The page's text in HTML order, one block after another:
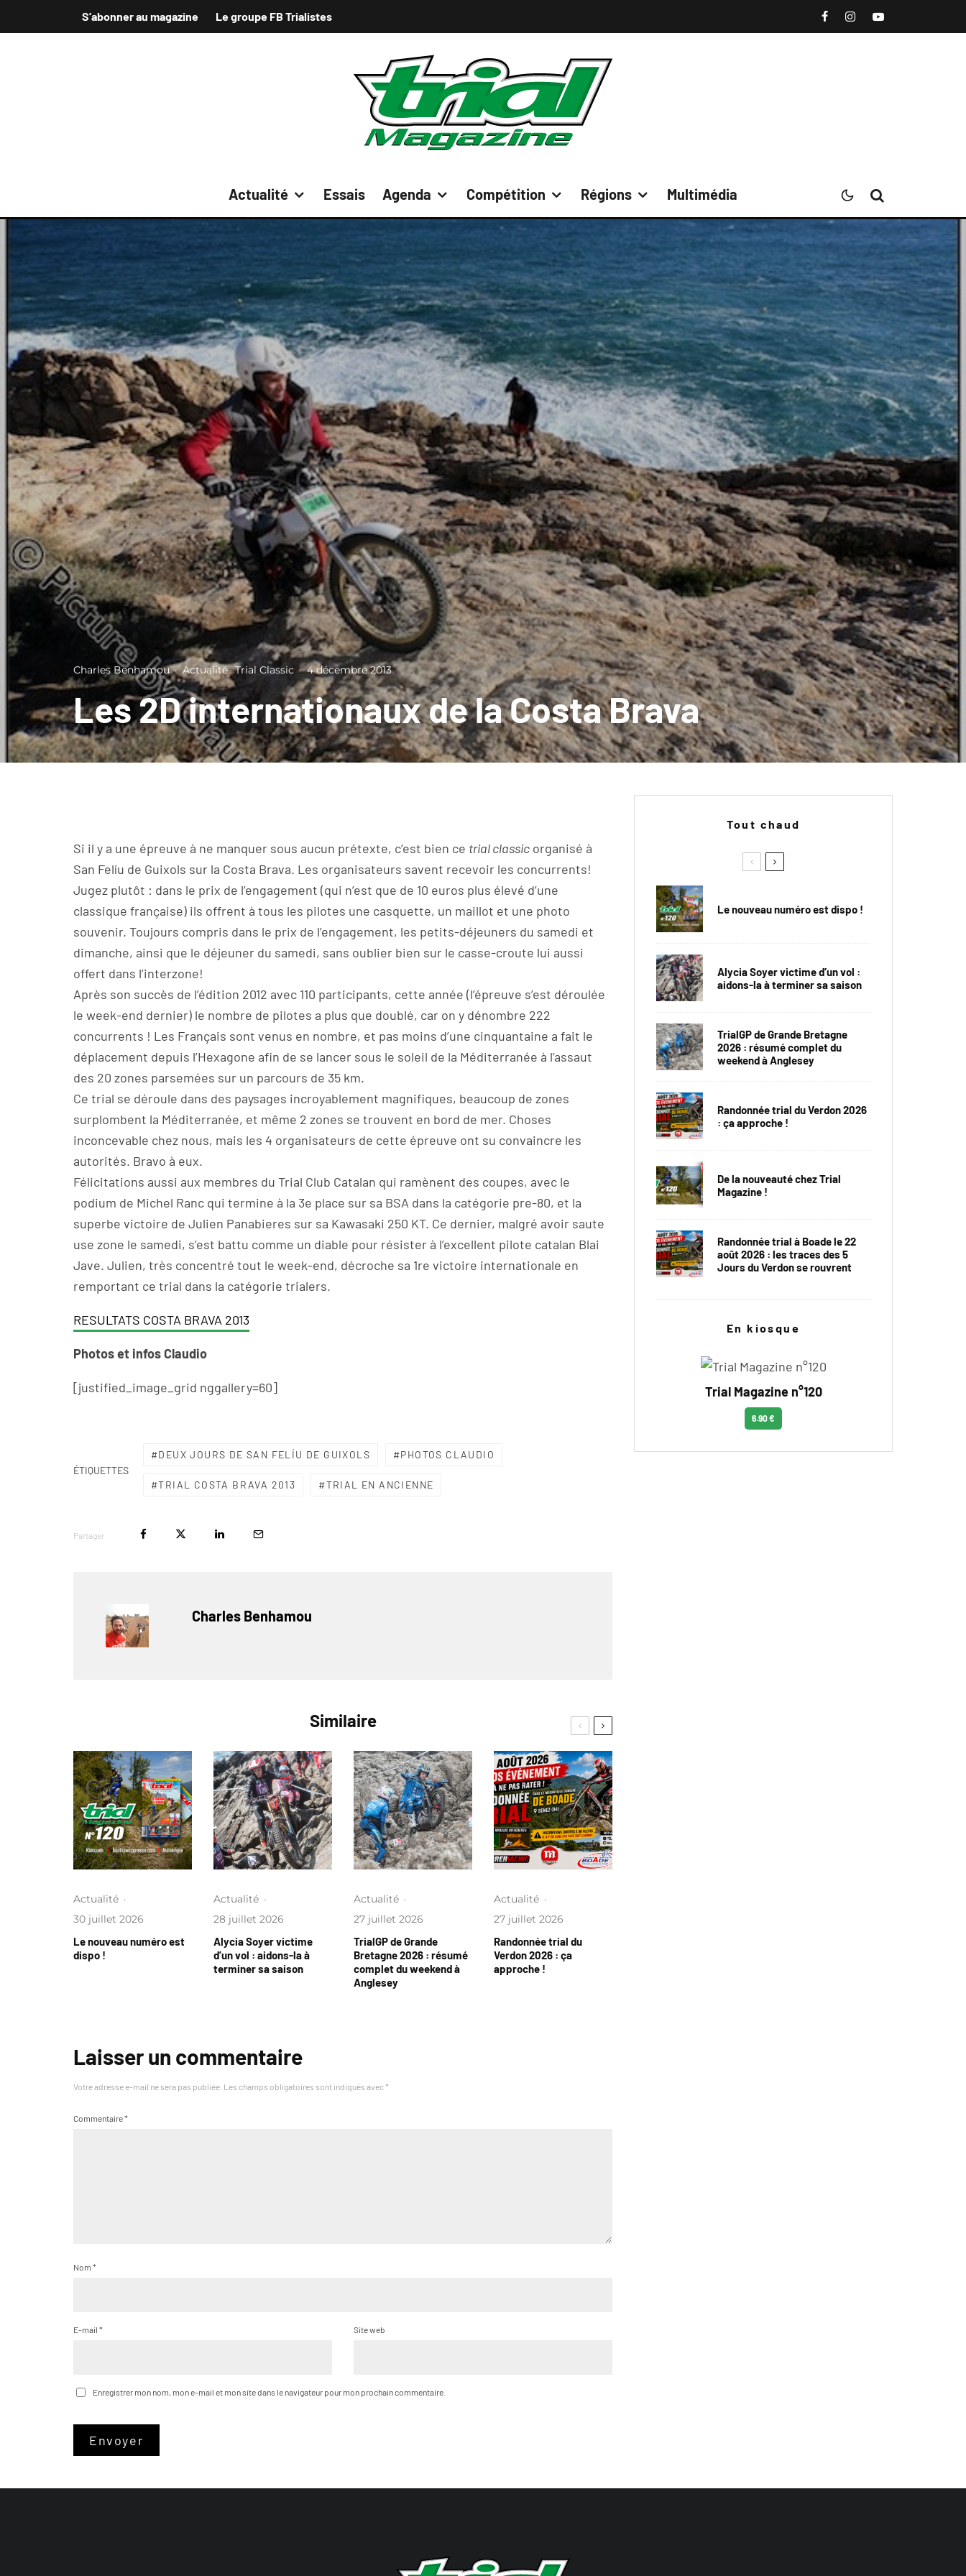
S’abonner au magazine Le groupe FB Trialistes
Actualité Essais Agenda Compétition Régions Multimédia
Charles Benhamou · Actualité Trial Classic · 4 décembre 2013
Les 2D internationaux de la Costa Brava
Si il y a une épreuve à ne manquer sous aucun prétexte, c’est bien ce trial classic organisé à
San Felíu de Guixols sur la Costa Brava. Les organisateurs savent recevoir les concurrents!
Jugez plutôt : dans le prix de l’engagement (qui n’est que de 10 euros plus élevé d’une
classique française) ils offrent à tous les pilotes une casquette, un maillot et une photo
souvenir. Toujours compris dans le prix de l’engagement, les petits-déjeuners du samedi et
dimanche, ainsi que le déjeuner du samedi, sans oublier bien sur le casse-croute lui aussi
offert dans l’interzone!
Après son succès de l’édition 2012 avec 110 participants, cette année (l’épreuve s’est déroulée
le week-end dernier) le nombre de pilotes a plus que doublé, car on y dénombre 222
concurrents ! Les Français sont venus en nombre, et pas moins d’une cinquantaine a fait le
déplacement depuis l’Hexagone afin de se lancer sous le soleil de la Méditerranée à l’assaut
des 20 zones parsemées sur un parcours de 35 km.
Ce trial se déroule dans des paysages incroyablement magnifiques, beaucoup de zones
surplombent la Méditerranée, et même 2 zones se trouvent en bord de mer. Choses
inconcevable chez nous, mais les 4 organisateurs de cette épreuve ont su convaincre les
autorités. Bravo à eux.
Félicitations aussi aux membres du Trial Club Catalan qui ramènent des coupes, avec le
podium de Michel Ranc qui termine à la 3e place sur sa BSA dans la catégorie pre-80, et la
superbe victoire de Julien Panabieres sur sa Kawasaki 250 KT. Ce dernier, malgré avoir saute
use zone le samedi, s’est battu comme un diable pour résister à l’excellent pilote catalan Blai
Jave. Julien, très concentré tout le week-end, décroche sa 1re victoire internationale en
remportant ce trial dans la catégorie trialers.
RESULTATS COSTA BRAVA 2013
Photos et infos Claudio
[justified_image_grid nggallery=60]
ÉTIQUETTES
DEUX JOURS DE SAN FELÍU DE GUIXOLS PHOTOS CLAUDIO
TRIAL COSTA BRAVA 2013 TRIAL EN ANCIENNE
Partager
Charles Benhamou
Similaire
Actualité ·
30 juillet 2026
Le nouveau numéro est
dispo !
Actualité ·
28 juillet 2026
Alycia Soyer victime
d’un vol : aidons-la à
terminer sa saison
Actualité ·
27 juillet 2026
TrialGP de Grande
Bretagne 2026 : résumé
complet du weekend à
Anglesey
Actualité ·
27 juillet 2026
Randonnée trial du
Verdon 2026 : ça
approche !
Laisser un commentaire
Votre adresse e-mail ne sera pas publiée. Les champs obligatoires sont indiqués avec *
Commentaire*
Nom *
E-mail * Site web
Enregistrer mon nom, mon e-mail et mon site dans le navigateur pour mon prochain commentaire.
Tout chaud
Le nouveau numéro est dispo !
Alycia Soyer victime d’un vol :
aidons-la à terminer sa saison
TrialGP de Grande Bretagne
2026 : résumé complet du
weekend à Anglesey
Randonnée trial du Verdon 2026
: ça approche !
De la nouveauté chez Trial
Magazine !
Randonnée trial à Boade le 22
août 2026 : les traces des 5
Jours du Verdon se rouvrent
En kiosque
Trial Magazine n°120
6.90 €